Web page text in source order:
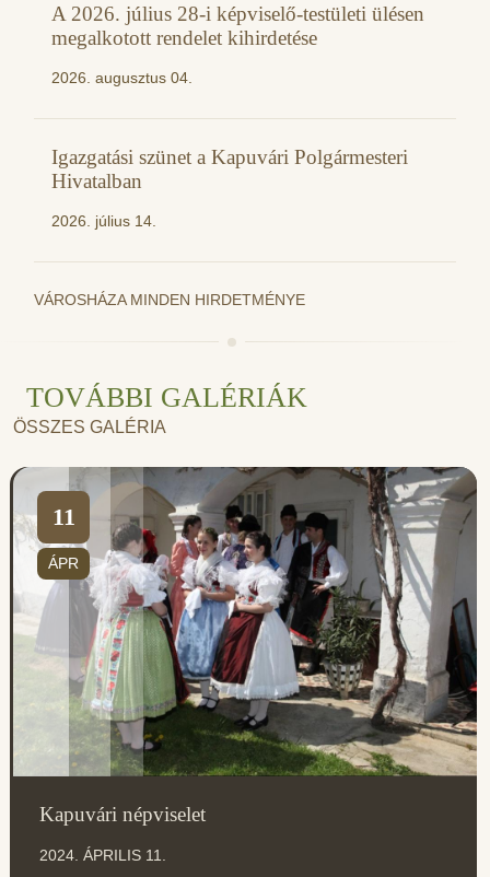
A 2026. július 28-i képviselő-testületi ülésen
megalkotott rendelet kihirdetése
2026. augusztus 04.
Igazgatási szünet a Kapuvári Polgármesteri
Hivatalban
2026. július 14.
VÁROSHÁZA MINDEN HIRDETMÉNYE
TOVÁBBI GALÉRIÁK
ÖSSZES GALÉRIA
11
ÁPR
Kapuvári népviselet
2024. ÁPRILIS 11.